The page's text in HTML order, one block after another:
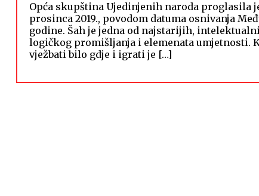
Opća skupština Ujedinjenih naroda proglasila
prosinca 2019., povodom datuma osnivanja
godine. Šah je jedna od najstarijih,
logičkog promišljanja i elemenata umjetnosti.
vježbati bilo gdje i igrati je […]